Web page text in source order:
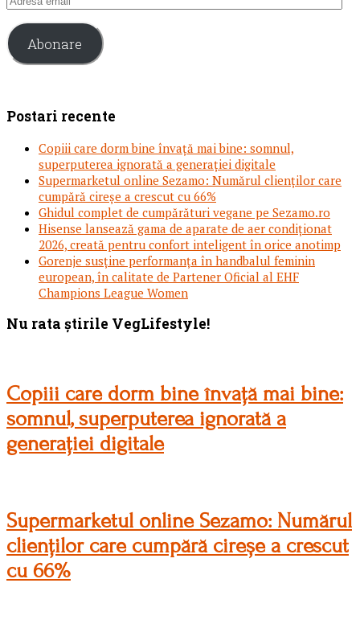
Abonare
Postari recente
Copiii care dorm bine învață mai bine: somnul,
superputerea ignorată a generației digitale
Supermarketul online Sezamo: Numărul clienților care
cumpără cireșe a crescut cu 66%
Ghidul complet de cumpărături vegane pe Sezamo.ro
Hisense lansează gama de aparate de aer condiționat
2026, creată pentru confort inteligent în orice anotimp
Gorenje susține performanța în handbalul feminin
european, în calitate de Partener Oficial al EHF
Champions League Women
Footer
Nu rata știrile VegLifestyle!
Copiii care dorm bine învață mai bine:
somnul, superputerea ignorată a
generației digitale
Supermarketul online Sezamo: Numărul
clienților care cumpără cireșe a crescut
cu 66%